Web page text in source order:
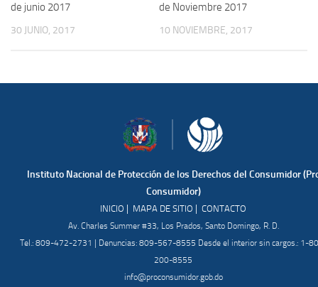
de junio 2017
30 JUNIO, 2017
de Noviembre 2017
10 NOVIEMBRE, 2017
Instituto Nacional de Protección de los Derechos del Consumidor
Consumidor)
INICIO | MAPA DE SITIO | CONTACTO
Av. Charles Summer #33, Los Prados, Santo Domingo, R. D.
Tel.: 809-472-2731 | Denuncias: 809-567-8555 Desde el interior sin cargos.: 1-
200-8555
info@proconsumidor.gob.do